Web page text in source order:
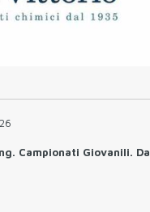
Campionati Giovanili.